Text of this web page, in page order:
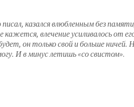
казался влюбленным без
влечение усиливалось от
он только свой и больше ничей.
И в минус летишь «со свистом».